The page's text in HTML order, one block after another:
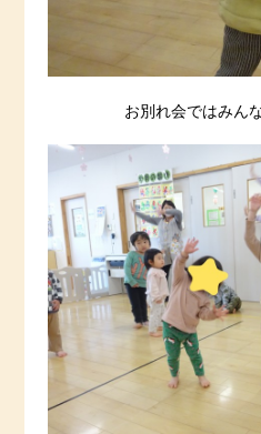
お別れ会ではみん